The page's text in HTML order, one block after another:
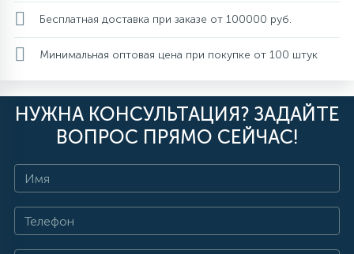
Бесплатная доставка при заказе от 100000 руб.
Минимальная оптовая цена при покупке от 100 штук
НУЖНА КОНСУЛЬТАЦИЯ? ЗАДАЙТЕ
ВОПРОС ПРЯМО СЕЙЧАС!